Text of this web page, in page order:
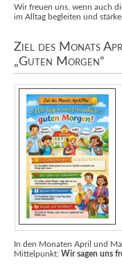
Wir freuen uns, wenn auch
im Alltag begleiten und
Ziel des Monats
„Guten Morgen“
In den Monaten April und
Mittelpunkt: Wir sagen uns